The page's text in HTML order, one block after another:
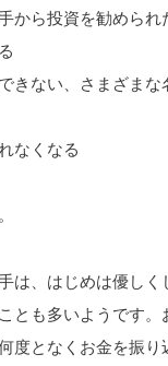
から投資を勧められ
きない、さまざまな
なくなる
は、はじめは優しく
とも多いようです。
度となくお金を振